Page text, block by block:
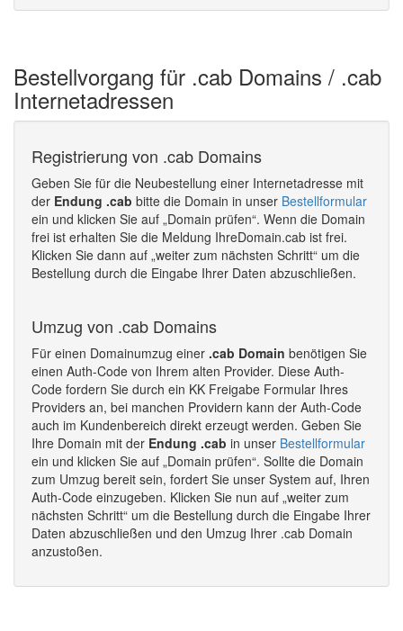
Bestellvorgang für .cab Domains / .cab
Internetadressen
Registrierung von .cab Domains
Geben Sie für die Neubestellung einer Internetadresse mit
der Endung .cab bitte die Domain in unser Bestellformular
ein und klicken Sie auf „Domain prüfen“. Wenn die Domain
frei ist erhalten Sie die Meldung IhreDomain.cab ist frei.
Klicken Sie dann auf „weiter zum nächsten Schritt“ um die
Bestellung durch die Eingabe Ihrer Daten abzuschließen.
Umzug von .cab Domains
Für einen Domainumzug einer .cab Domain benötigen Sie
einen Auth-Code von Ihrem alten Provider. Diese Auth-
Code fordern Sie durch ein KK Freigabe Formular Ihres
Providers an, bei manchen Providern kann der Auth-Code
auch im Kundenbereich direkt erzeugt werden. Geben Sie
Ihre Domain mit der Endung .cab in unser Bestellformular
ein und klicken Sie auf „Domain prüfen“. Sollte die Domain
zum Umzug bereit sein, fordert Sie unser System auf, Ihren
Auth-Code einzugeben. Klicken Sie nun auf „weiter zum
nächsten Schritt“ um die Bestellung durch die Eingabe Ihrer
Daten abzuschließen und den Umzug Ihrer .cab Domain
anzustoßen.